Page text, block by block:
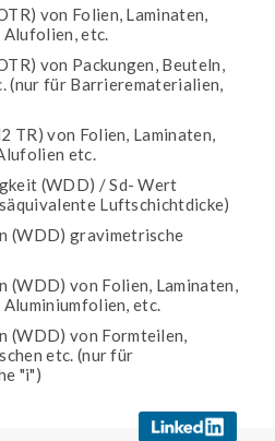
von Folien, Laminaten,
Alufolien, etc.
von Packungen, Beuteln,
(nur für Barrierematerialien,
TR) von Folien, Laminaten,
etc.
(WDD) / Sd- Wert
Luftschichtdicke)
(WDD) gravimetrische
(WDD) von Folien, Laminaten,
etc.
(WDD) von Formteilen,
etc. (nur für
"i")